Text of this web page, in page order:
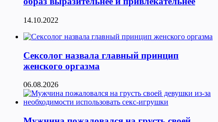
14.10.2022
Сексолог назвала главный принцип
женского оргазма
06.08.2026